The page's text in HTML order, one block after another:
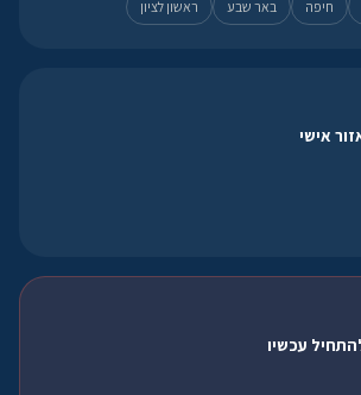
חיפה באר שבע ראשון לציון
אישי
עכשיו